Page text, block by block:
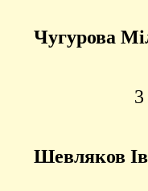
Чугурова
Шевляков